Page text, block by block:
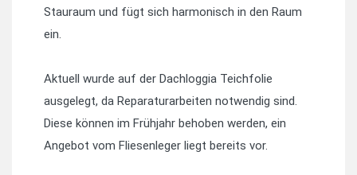
Stauraum und fügt sich harmonisch in den Raum
ein.
Aktuell wurde auf der Dachloggia Teichfolie
ausgelegt, da Reparaturarbeiten notwendig sind.
Diese können im Frühjahr behoben werden, ein
Angebot vom Fliesenleger liegt bereits vor.